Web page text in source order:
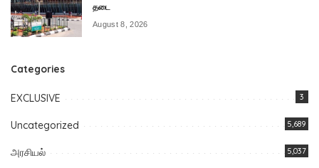
தடை
August 8, 2026
Categories
EXCLUSIVE 3
Uncategorized 5,689
அரசியல் 5,037